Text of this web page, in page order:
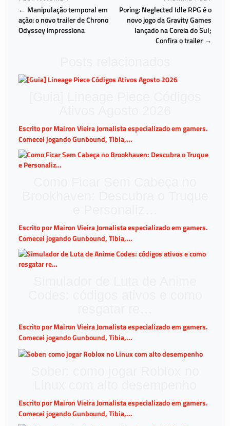
← Manipulação temporal em
ação: o novo trailer de Chrono
Odyssey impressiona
Poring: Neglected Idle RPG é o
novo jogo da Gravity Games
lançado na Coreia do Sul;
Confira o trailer →
Escrito por Mairon Vieira Jornalista especializado em gamers.
Comecei jogando Gunbound, Tibia,...
Escrito por Mairon Vieira Jornalista especializado em gamers.
Comecei jogando Gunbound, Tibia,...
Escrito por Mairon Vieira Jornalista especializado em gamers.
Comecei jogando Gunbound, Tibia,...
Escrito por Mairon Vieira Jornalista especializado em gamers.
Comecei jogando Gunbound, Tibia,...